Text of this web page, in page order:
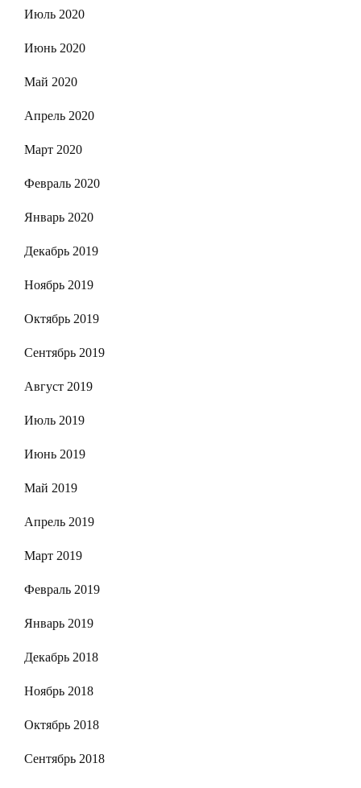
Июль 2020
Июнь 2020
Май 2020
Апрель 2020
Март 2020
Февраль 2020
Январь 2020
Декабрь 2019
Ноябрь 2019
Октябрь 2019
Сентябрь 2019
Август 2019
Июль 2019
Июнь 2019
Май 2019
Апрель 2019
Март 2019
Февраль 2019
Январь 2019
Декабрь 2018
Ноябрь 2018
Октябрь 2018
Сентябрь 2018